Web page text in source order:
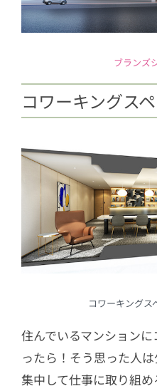
ブランズ
コワーキングス
コワーキングス
住んでいるマンション
ったら！そう思った人
集中して仕事に取り組